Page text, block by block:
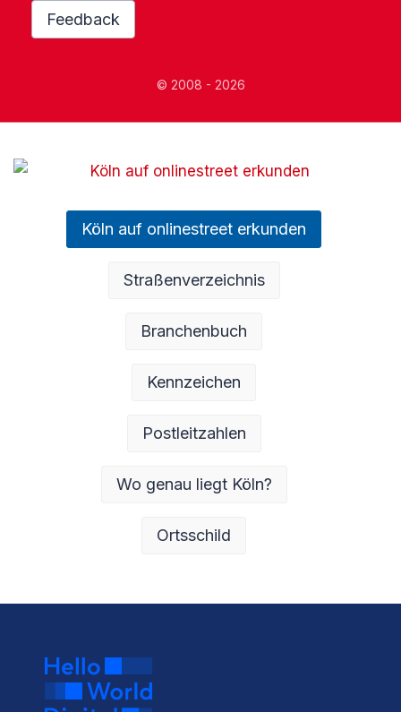
Feedback
© 2008 - 2026
Köln auf onlinestreet erkunden
Straßenverzeichnis
Branchenbuch
Kennzeichen
Postleitzahlen
Wo genau liegt Köln?
Ortsschild